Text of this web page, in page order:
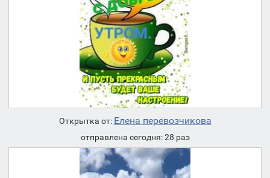
Открытка от: Елена перевозчикова
отправлена сегодня: 28 раз